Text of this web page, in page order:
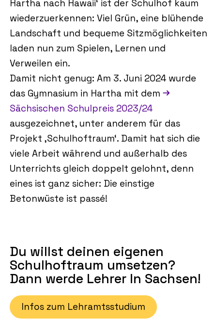
Hartha nach Hawaii‘ ist der Schulhof kaum
wiederzuerkennen: Viel Grün, eine blühende
Landschaft und bequeme Sitzmöglichkeiten
laden nun zum Spielen, Lernen und
Verweilen ein.
Damit nicht genug: Am 3. Juni 2024 wurde
das Gymnasium in Hartha mit dem
Sächsischen Schulpreis 2023/24
ausgezeichnet, unter anderem für das
Projekt ‚Schulhoftraum‘. Damit hat sich die
viele Arbeit während und außerhalb des
Unterrichts gleich doppelt gelohnt, denn
eines ist ganz sicher: Die einstige
Betonwüste ist passé!
Du willst deinen eigenen
Schulhoftraum umsetzen?
Dann werde Lehrer In Sachsen!
Infos zum Lehramtsstudium